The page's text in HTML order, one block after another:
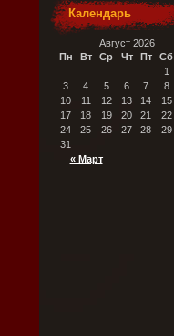
Календарь
Август 2026
Пн
Вт Ср Чт Пт Сб
« Март
1
3
4 5 6 7 8
10
11 12 13 14 15
17
18 19 20 21 22
24
25 26 27 28 29
31